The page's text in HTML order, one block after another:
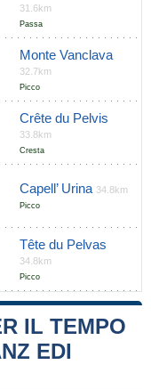
31.6km
Passa
Monte Vanclava
32.7km
Picco
Crête du Pelvis
33.8km
Cresta
Capell’ Urina 34.8km
Picco
Tête du Pelvas
34.8km
Picco
IL TEMPO
EDI